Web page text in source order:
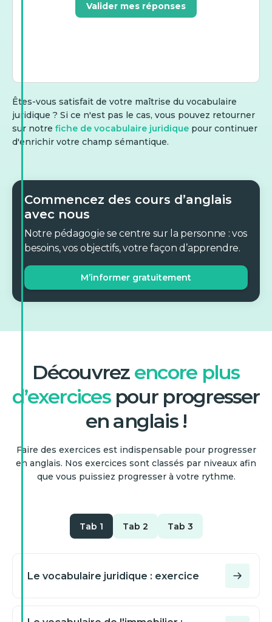
Valider mes réponses
Êtes-vous satisfait de votre maîtrise du vocabulaire
juridique ? Si ce n'est pas le cas, vous pouvez retourner
sur notre fiche de vocabulaire juridique pour continuer
d'enrichir votre champ sémantique.
Commencez des cours d’anglais
avec nous
Notre pédagogie se centre sur la personne : vos
besoins, vos objectifs, votre façon d’apprendre.
M’informer gratuitement
Découvrez encore plus
d’exercicespour progresser
en anglais !
Faire des exercices est indispensable pour progresser
en anglais. Nos exercices sont classés par niveaux afin
que vous puissiez progresser à votre rythme.
Tab 1 Tab 2 Tab 3
Le vocabulaire juridique : exercice